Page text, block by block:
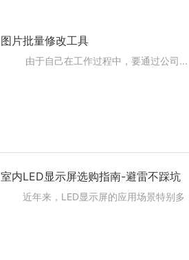
图片批量修改工具
由于自己在工作过程中，要通过公司...
室内LED显示屏选购指南-避雷不踩坑
近年来，LED显示屏的应用场景特别多